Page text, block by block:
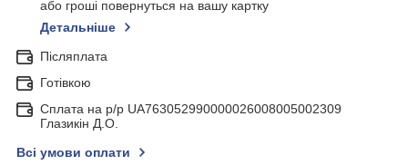
або гроші повернуться на вашу картку
Детальніше
Післяплата
Готівкою
Сплата на р/р UA763052990000026008005002309
Глазикін Д.О.
Всі умови оплати